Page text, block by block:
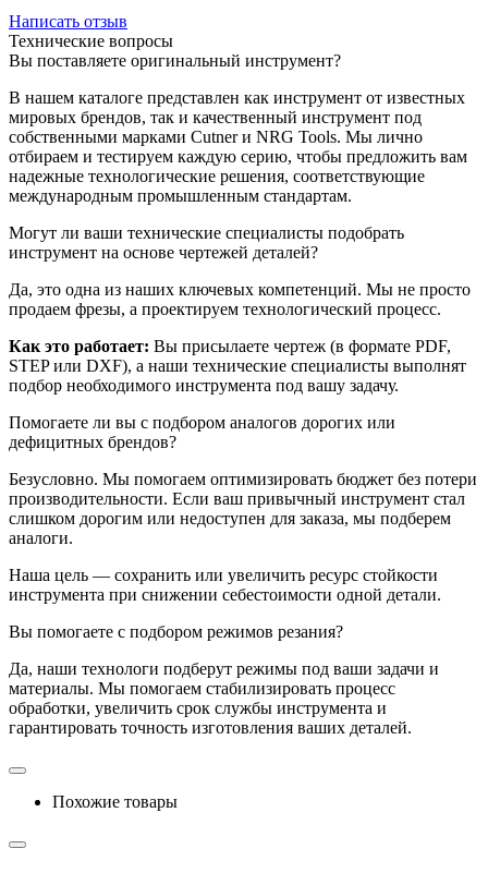
Написать отзыв
Технические вопросы
Вы поставляете оригинальный инструмент?
В нашем каталоге представлен как инструмент от известных
мировых брендов, так и качественный инструмент под
собственными марками Cutner и NRG Tools. Мы лично
отбираем и тестируем каждую серию, чтобы предложить вам
надежные технологические решения, соответствующие
международным промышленным стандартам.
Могут ли ваши технические специалисты подобрать
инструмент на основе чертежей деталей?
Да, это одна из наших ключевых компетенций. Мы не просто
продаем фрезы, а проектируем технологический процесс.
Как это работает: Вы присылаете чертеж (в формате PDF,
STEP или DXF), а наши технические специалисты выполнят
подбор необходимого инструмента под вашу задачу.
Помогаете ли вы с подбором аналогов дорогих или
дефицитных брендов?
Безусловно. Мы помогаем оптимизировать бюджет без потери
производительности. Если ваш привычный инструмент стал
слишком дорогим или недоступен для заказа, мы подберем
аналоги.
Наша цель — сохранить или увеличить ресурс стойкости
инструмента при снижении себестоимости одной детали.
Вы помогаете с подбором режимов резания?
Да, наши технологи подберут режимы под ваши задачи и
материалы. Мы помогаем стабилизировать процесс
обработки, увеличить срок службы инструмента и
гарантировать точность изготовления ваших деталей.
Похожие товары